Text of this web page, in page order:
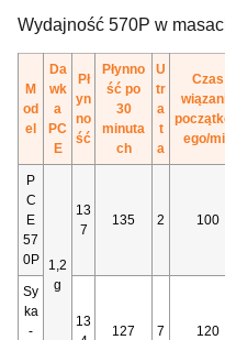
Wydajność 570P w
M
od
el
Da
wk
a
PC
E
Pł
yn
no
ść
Płynno
ść po
30
minuta
ch
U
tr
a
t
a
Czas
ego/
P
C
E
57
0P
1,2
g
13
7
135 2 100
Sy
ka
-
13
127 7 120